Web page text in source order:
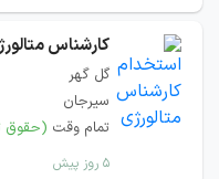
کارشناس
گل گهر
سیرجان
تمام وقت (حقوق
۵ روز پیش